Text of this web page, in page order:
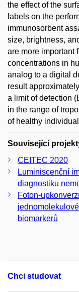
the effect of the
labels on the
immunosorbent
size, brightness,
are more important
concentrations in
analog to a digital
result
a limit of detection
in the range of
of healthy
Související
CEITEC 2020
Luminiscenční
diagnostiku
Foton-
biomarkerů
Chci studovat